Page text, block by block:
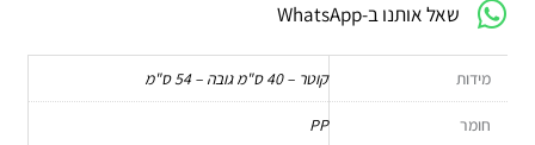
Denmarkשאל אותנו ב-WhatsApp
מידות קוטר – 40 ס"מ גובה – 54 ס"מ
חומר PP